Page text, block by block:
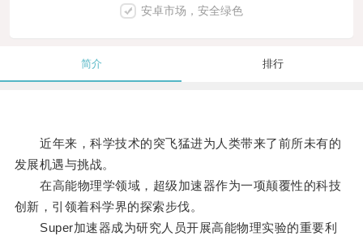
安卓市场，安全绿色
简介 排行
近年来，科学技术的突飞猛进为人类带来了前所未有的
发展机遇与挑战。
在高能物理学领域，超级加速器作为一项颠覆性的科技
创新，引领着科学界的探索步伐。
Super加速器成为研究人员开展高能物理实验的重要利